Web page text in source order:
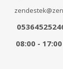
08:00 - 17:00